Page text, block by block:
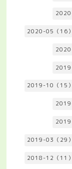
2020-05（16）
2019-10（15）
2019-03（29）
2018-12（11）